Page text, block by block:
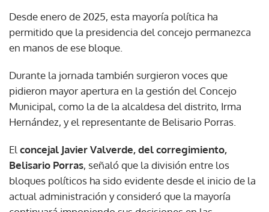
Desde enero de 2025, esta mayoría política ha
permitido que la presidencia del concejo permanezca
en manos de ese bloque.
Durante la jornada también surgieron voces que
pidieron mayor apertura en la gestión del Concejo
Municipal, como la de la alcaldesa del distrito, Irma
Hernández, y el representante de Belisario Porras.
El concejal Javier Valverde, del corregimiento,
Belisario Porras, señaló que la división entre los
bloques políticos ha sido evidente desde el inicio de la
actual administración y consideró que la mayoría